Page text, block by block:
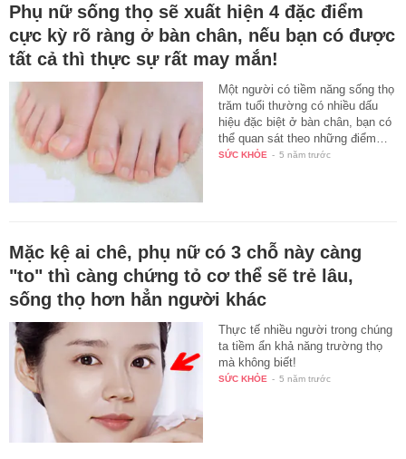
Phụ nữ sống thọ sẽ xuất hiện 4 đặc điểm
cực kỳ rõ ràng ở bàn chân, nếu bạn có được
tất cả thì thực sự rất may mắn!
Một người có tiềm năng sống thọ
trăm tuổi thường có nhiều dấu
hiệu đặc biệt ở bàn chân, bạn có
thể quan sát theo những điểm…
SỨC KHỎE - 5 năm trước
Mặc kệ ai chê, phụ nữ có 3 chỗ này càng
"to" thì càng chứng tỏ cơ thể sẽ trẻ lâu,
sống thọ hơn hẳn người khác
Thực tế nhiều người trong chúng
ta tiềm ẩn khả năng trường thọ
mà không biết!
SỨC KHỎE - 5 năm trước